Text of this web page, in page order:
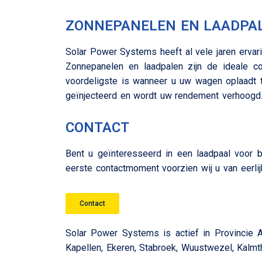
ZONNEPANELEN EN
Solar Power Systems heeft al vele jaren
Zonnepanelen en laadpalen zijn de ideale
voordeligste is wanneer u uw wagen
geïnjecteerd en wordt uw rendement
CONTACT
Bent u geïnteresseerd in een laadpaal
eerste contactmoment voorzien wij u van
Contact
Solar Power Systems is actief in Provincie
Kapellen, Ekeren, Stabroek, Wuustwezel,